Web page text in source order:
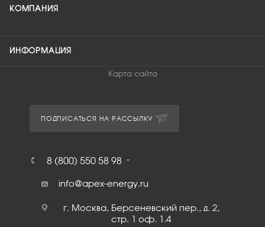
КОМПАНИЯ
ИНФОРМАЦИЯ
Карта сайта
ПОДПИСАТЬСЯ НА РАССЫЛКУ
8 (800) 550 58 98
info@apex-energy.ru
г. Москва, Берсеневский пер., д. 2,
стр. 1 оф. 1.4